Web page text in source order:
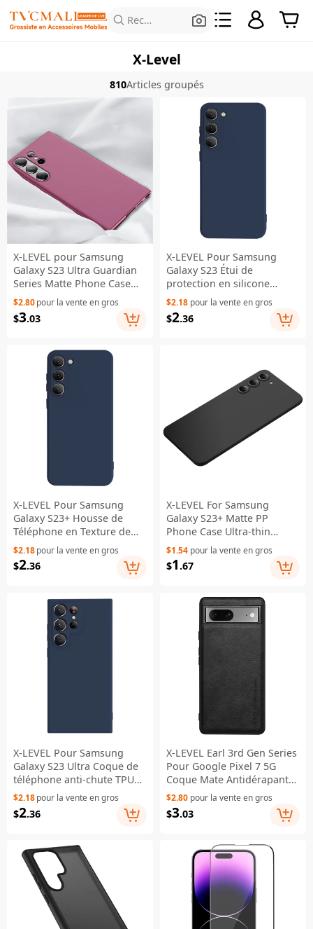
Rechercher des produits
X-Level
810Articles groupés
X-LEVEL pour Samsung
Galaxy S23 Ultra Guardian
Series Matte Phone Case
Soft TPU Anti-Scratch
Shockproof Cover - Vin
Rouge
$2.80pour la vente en gros
$3.03
X-LEVEL Pour Samsung
Galaxy S23 Étui de
protection en silicone
liquide Texture Housse de
protection antichoc en TPU
- Bleu foncé
$2.18 pour la vente en gros
$2.36
X-LEVEL Pour Samsung
Galaxy S23+ Housse de
Téléphone en Texture de
Silicone Liquide Étui de
Protection en TPU Souple -
Bleu Foncé
$2.18pour la vente en gros
$2.36
X-LEVEL For Samsung
Galaxy S23+ Matte PP
Phone Case Ultra-thin
Drop-proof Cover -
Transparent Black
$1.54 pour la vente en gros
$1 .67
X-LEVEL Pour Samsung
Galaxy S23 Ultra Coque de
téléphone anti-chute TPU
Texture en silicone liquide
Couvercle arrière - Bleu
foncé
$2.18pour la vente en gros
$2.36
X-LEVEL Earl 3rd Gen Series
Pour Google Pixel 7 5G
Coque Mate Antidérapante
en TPU Souple - Noir
$2.80 pour la vente en gros
$3.03